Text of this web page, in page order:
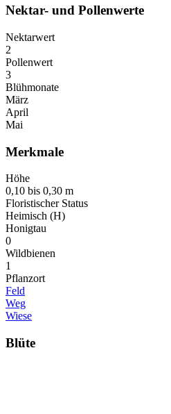
Nektar- und Pollenwerte
Nektarwert
2
Pollenwert
3
Blühmonate
März
April
Mai
Merkmale
Höhe
0,10 bis 0,30 m
Floristischer Status
Heimisch (H)
Honigtau
0
Wildbienen
1
Pflanzort
Feld
Weg
Wiese
Blüte